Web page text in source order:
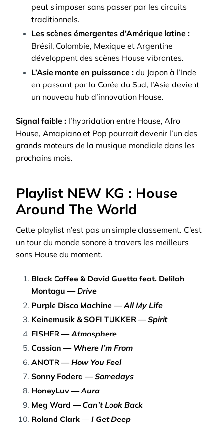
peut s’imposer sans passer par les circuits
traditionnels.
Les scènes émergentes d’Amérique latine :
Brésil, Colombie, Mexique et Argentine
développent des scènes House vibrantes.
L’Asie monte en puissance : du Japon à l’Inde
en passant par la Corée du Sud, l’Asie devient
un nouveau hub d’innovation House.
Signal faible : l’hybridation entre House, Afro
House, Amapiano et Pop pourrait devenir l’un des
grands moteurs de la musique mondiale dans les
prochains mois.
Playlist NEW KG : House
Around The World
Cette playlist n’est pas un simple classement. C’est
un tour du monde sonore à travers les meilleurs
sons House du moment.
Black Coffee & David Guetta feat. Delilah
Montagu —Drive
Purple Disco Machine —All My Life
Keinemusik & SOFI TUKKER —Spirit
FISHER —Atmosphere
Cassian — Where I’m From
ANOTR —How You Feel
Sonny Fodera —Somedays
HoneyLuv —Aura
Meg Ward — Can’t Look Back
Roland Clark —I Get Deep